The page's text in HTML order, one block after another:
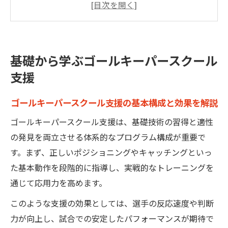
ゴールキーパースクール支援が適性発見に
個々の課題に合わせたゴールキーパースク
ール支援の重要性
小学生におすすめなゴールキーパースクール活
用法
小学生向けゴールキーパースクール支援の
活用ポイント
く基礎技術
基礎から学ぶゴールキーパースクール
支援
ゴールキーパースクール支援の基本構成と効果を解説
ゴールキーパースクール支援は、基礎技術の習得と適性
の発見を両立させる体系的なプログラム構成が重要で
す。まず、正しいポジショニングやキャッチングといっ
た基本動作を段階的に指導し、実戦的なトレーニングを
通じて応用力を高めます。
このような支援の効果としては、選手の反応速度や判断
力が向上し、試合での安定したパフォーマンスが期待で